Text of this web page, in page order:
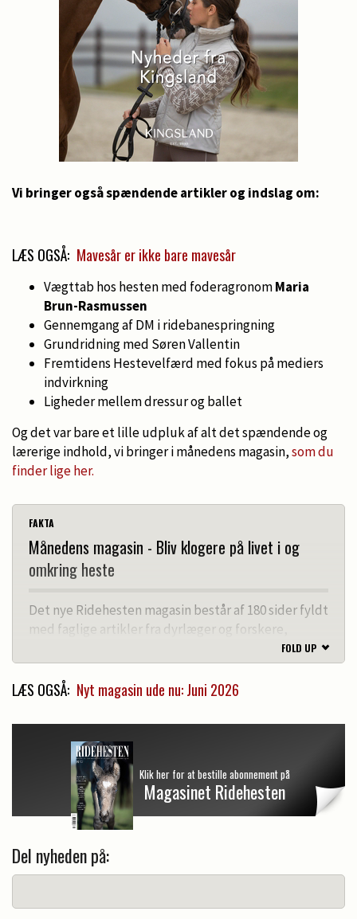
Vi bringer også spændende artikler og indslag om:
LÆS OGSÅ: Mavesår er ikke bare mavesår
Vægttab hos hesten med foderagronomMaria
Brun-Rasmussen
Gennemgang af DM i ridebanespringning
Grundridning med Søren Vallentin
Fremtidens Hestevelfærd med fokus på mediers
indvirkning
Ligheder mellem dressur og ballet
Og det var bare et lille udpluk af alt det spændende og
lærerige indhold, vi bringer i månedens magasin,som du
finder lige her.
FAKTA
Månedens magasin - Bliv klogere på livet i og
omkring heste
Det nye Ridehesten magasin består af 180 sider fyldt
med faglige artikler fra dyrlæger og forskere,
spændende portrætter af ryttere og trænere, nyt
fra sporten i ind- og udland og lærerige artikler om
avl og Dansk Varmblod og meget mere.
FOLD UP
LÆS OGSÅ: Nyt magasin ude nu: Juni 2026
Klik her for at bestille abonnement på
Magasinet Ridehesten
Del nyheden på: